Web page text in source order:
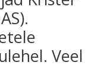
Veel